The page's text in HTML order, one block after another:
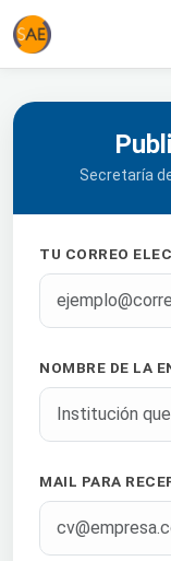
Secretaría
TU CORREO
NOMBRE DE LA
MAIL PARA